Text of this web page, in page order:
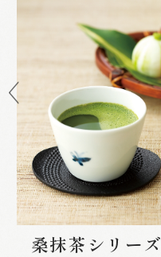
桑抹茶シリーズ